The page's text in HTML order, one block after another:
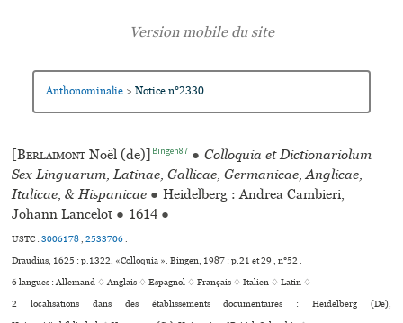
Anthonominalie > Notice n°2330
[Berlaimont Noël (de)] Bingen87 ● Colloquia et Dictionariolum
Sex Linguarum, Latinae, Gallicae, Germanicae, Anglicae,
Italicae, & Hispanicae ● Heidelberg : Andrea Cambieri,
Johann Lancelot ● 1614 ●
USTC :3006178,2533706.
Draudius, 1625 : p.1322, «Colloquia ». Bingen, 1987 : p.21 et 29 , n°52 .
6 langues :Allemand ♢Anglais ♢Espagnol ♢Français ♢Italien ♢Latin ♢
2 localisations dans des établissements documentaires : Heidelberg (De),